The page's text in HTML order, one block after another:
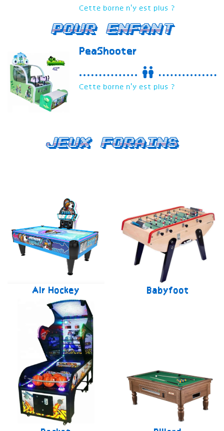
Cette borne n'y est plus ?
Pour enfant
PeaShooter
Cette borne n'y est plus ?
Jeux forains
Air Hockey Babyfoot